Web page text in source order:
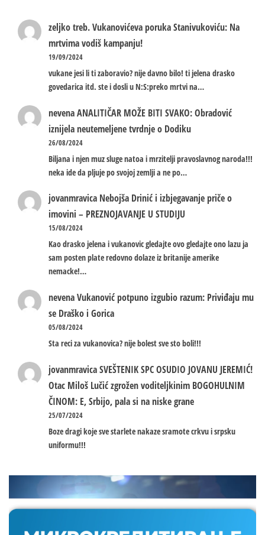
zeljko treb.Vukanovićeva poruka Stanivukoviću: Na
mrtvima vodiš kampanju!
19/09/2024
vukane jesi li ti zaboravio? nije davno bilo! ti jelena drasko
govedarica itd. ste i dosli u N:S:preko mrtvi na…
nevenaANALITIČAR MOŽE BITI SVAKO: Obradović
iznijela neutemeljene tvrdnje o Dodiku
26/08/2024
Biljana i njen muz sluge natoa i mrzitelji pravoslavnog naroda!!!
neka ide da pljuje po svojoj zemlji a ne po…
jovanmravica Nebojša Drinić i izbjegavanje priče o
imovini – PREZNOJAVANJE U STUDIJU
15/08/2024
Kao drasko jelena i vukanovic gledajte ovo gledajte ono lazu ja
sam posten plate redovno dolaze iz britanije amerike
nemacke!…
nevenaVukanović potpuno izgubio razum: Priviđaju mu
se Draško i Gorica
05/08/2024
Sta reci za vukanovica? nije bolest sve sto boli!!!
jovanmravicaSVEŠTENIK SPC OSUDIO JOVANU JEREMIĆ!
Otac Miloš Lučić zgrožen voditeljkinim BOGOHULNIM
ČINOM: E, Srbijo, pala si na niske grane
25/07/2024
Boze dragi koje sve starlete nakaze sramote crkvu i srpsku
uniformu!!!